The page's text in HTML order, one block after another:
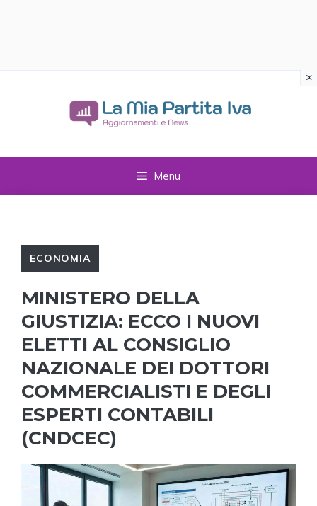
Menu
ECONOMIA
MINISTERO DELLA
GIUSTIZIA: ECCO I NUOVI
ELETTI AL CONSIGLIO
NAZIONALE DEI DOTTORI
COMMERCIALISTI E DEGLI
ESPERTI CONTABILI
(CNDCEC)
×